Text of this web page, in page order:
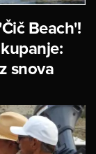
Beach'!
snova